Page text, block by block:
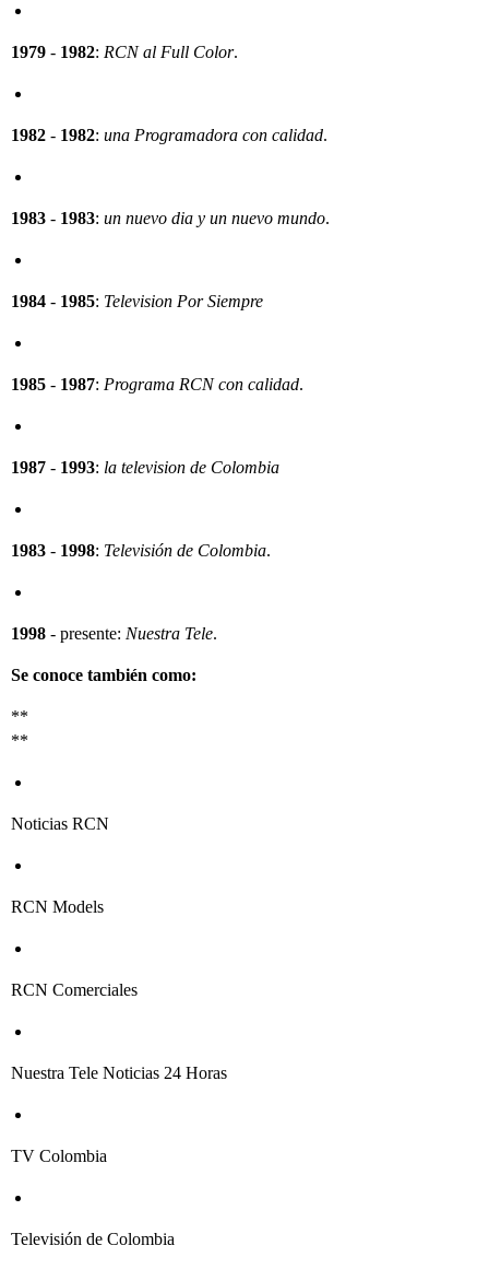
1979 - 1982: RCN al Full Color.
1982 - 1982: una Programadora con calidad.
1983 - 1983: un nuevo dia y un nuevo mundo.
1984 - 1985: Television Por Siempre
1985 - 1987: Programa RCN con calidad.
1987 - 1993: la television de Colombia
1983 - 1998: Televisión de Colombia.
1998 - presente: Nuestra Tele.
Se conoce también como:
**
**
Noticias RCN
RCN Models
RCN Comerciales
Nuestra Tele Noticias 24 Horas
TV Colombia
Televisión de Colombia